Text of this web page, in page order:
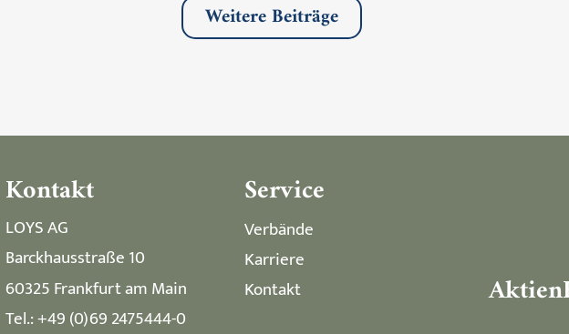
Weitere Beiträge
Kontakt
LOYS AG
Barckhausstraße 10
60325 Frankfurt am Main
Tel.: +49 (0)69 2475444-0
Service
Verbände
Karriere
Kontakt